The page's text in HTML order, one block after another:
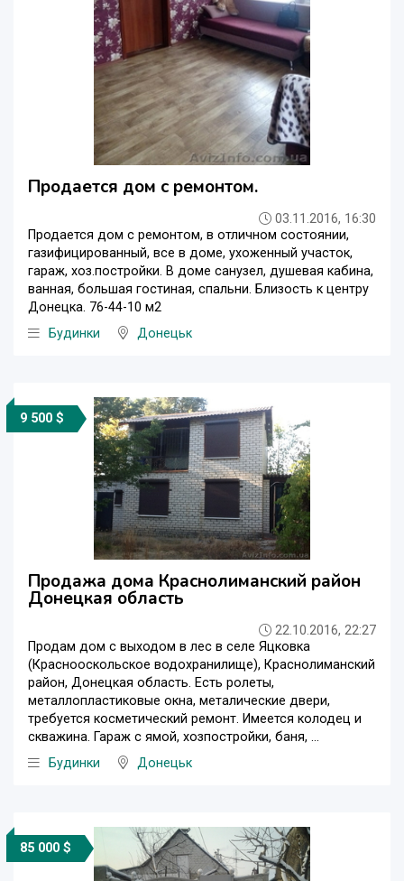
Продается дом с ремонтом.
03.11.2016, 16:30
Продается дом с ремонтом, в отличном состоянии,
газифицированный, все в доме, ухоженный участок,
гараж, хоз.постройки. В доме санузел, душевая кабина,
ванная, большая гостиная, спальни. Близость к центру
Донецка. 76-44-10 м2
Будинки
Донецьк
9 500 $
Продажа дома Краснолиманский район
Донецкая область
22.10.2016, 22:27
Продам дом с выходом в лес в селе Яцковка
(Краснооскольское водохранилище), Краснолиманский
район, Донецкая область. Есть ролеты,
металлопластиковые окна, металические двери,
требуется косметический ремонт. Имеется колодец и
скважина. Гараж с ямой, хозпостройки, баня, ...
Будинки
Донецьк
85 000 $